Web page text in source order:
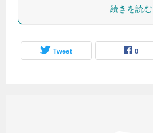
続きを読む
Tweet 0